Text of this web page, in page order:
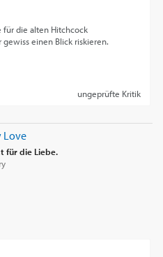
für die alten Hitchcock
einen Blick riskieren.
ungeprüfte Kritik
Love
für die Liebe.